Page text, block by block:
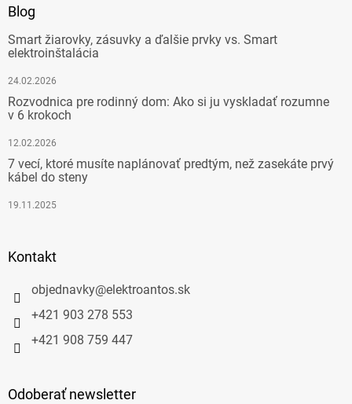
Blog
Smart žiarovky, zásuvky a ďalšie prvky vs. Smart
elektroinštalácia
24.02.2026
Rozvodnica pre rodinný dom: Ako si ju vyskladať rozumne
v 6 krokoch
12.02.2026
7 vecí, ktoré musíte naplánovať predtým, než zasekáte prvý
kábel do steny
19.11.2025
Kontakt
objednavky@elektroantos.sk
+421 903 278 553
+421 908 759 447
Odoberať newsletter